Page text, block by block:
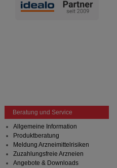
Beratung und Service
Allgemeine Information
Produktberatung
Meldung Arzneimittelrisiken
Zuzahlungsfreie Arzneien
Angebote & Downloads